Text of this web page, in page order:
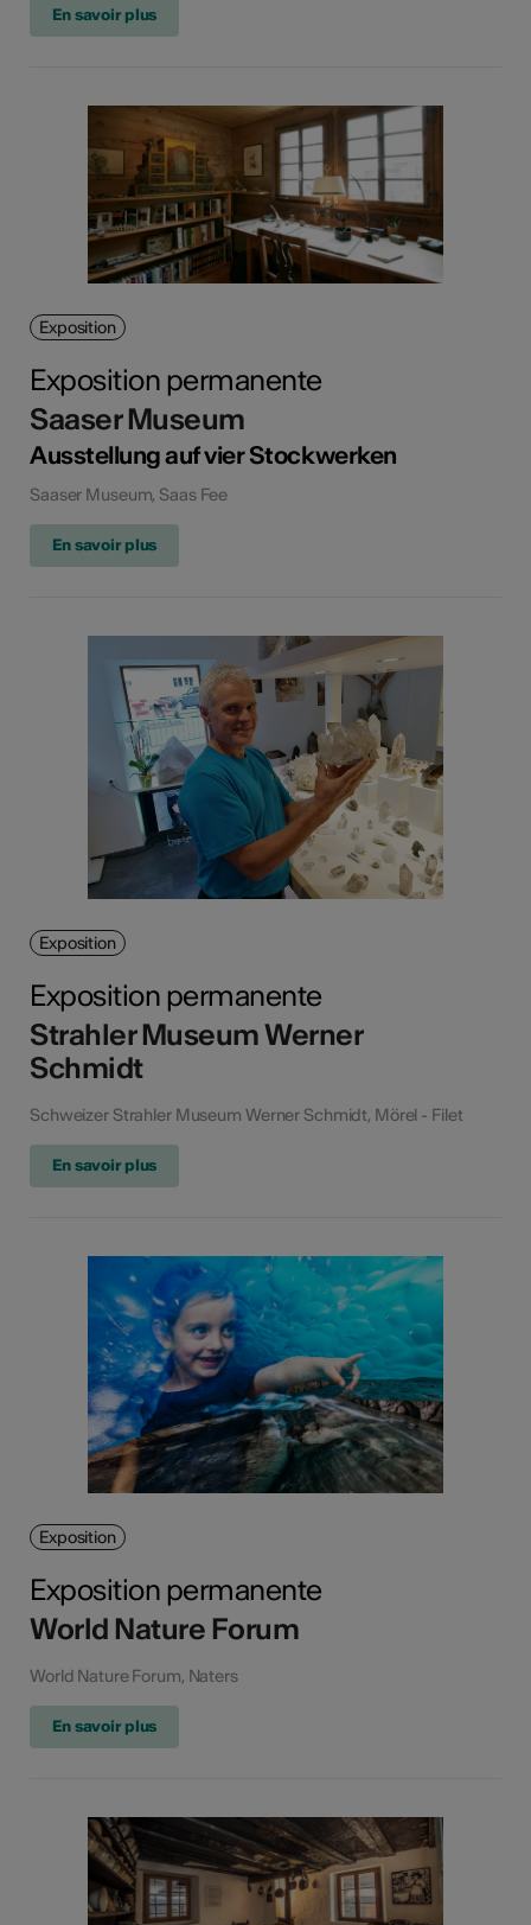
En savoir plus
Exposition
Exposition permanente
Saaser Museum
Ausstellung auf vier Stockwerken
Saaser Museum, Saas Fee
En savoir plus
Exposition
Exposition permanente
Strahler Museum Werner
Schmidt
Schweizer Strahler Museum Werner Schmidt, Mörel - Filet
En savoir plus
Exposition
Exposition permanente
World Nature Forum
World Nature Forum, Naters
En savoir plus